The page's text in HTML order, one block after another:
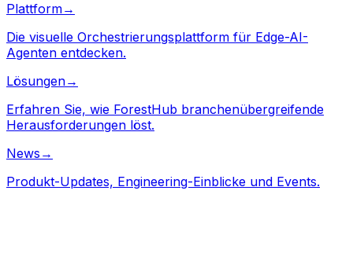
Plattform→
Die visuelle Orchestrierungsplattform für Edge-AI-
Agenten entdecken.
Lösungen→
Erfahren Sie, wie ForestHub branchenübergreifende
Herausforderungen löst.
News →
Produkt-Updates, Engineering-Einblicke und Events.